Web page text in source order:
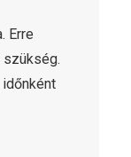
Erre
szükség.